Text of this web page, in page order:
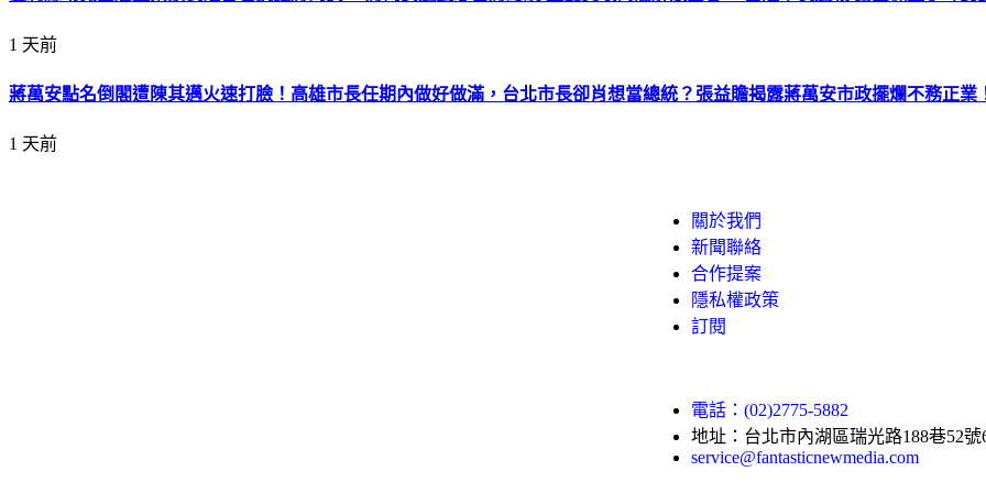
1 天前
蔣萬安點名倒閣遭陳其邁火速打臉！高雄市長任期內做好做滿，台北市長卻肖想當總統？張益贍揭露蔣萬安市政擺爛不務正業
1 天前
關於我們
新聞聯絡
合作提案
隱私權政策
訂閱
電話：(02)2775-5882
地址：台北市內湖區瑞光路188巷52號
service@fantasticnewmedia.com